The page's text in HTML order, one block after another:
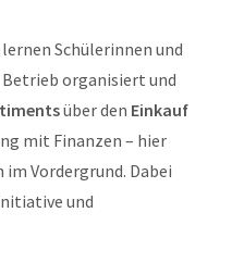
Schülerinnen und
organisiert und
über den Einkauf
mit Finanzen – hier
Vordergrund. Dabei
und